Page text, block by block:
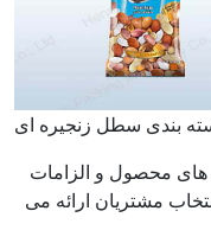
بندی سطل زنجیره ای
های محصول و الزامات
مشتریان ارائه می